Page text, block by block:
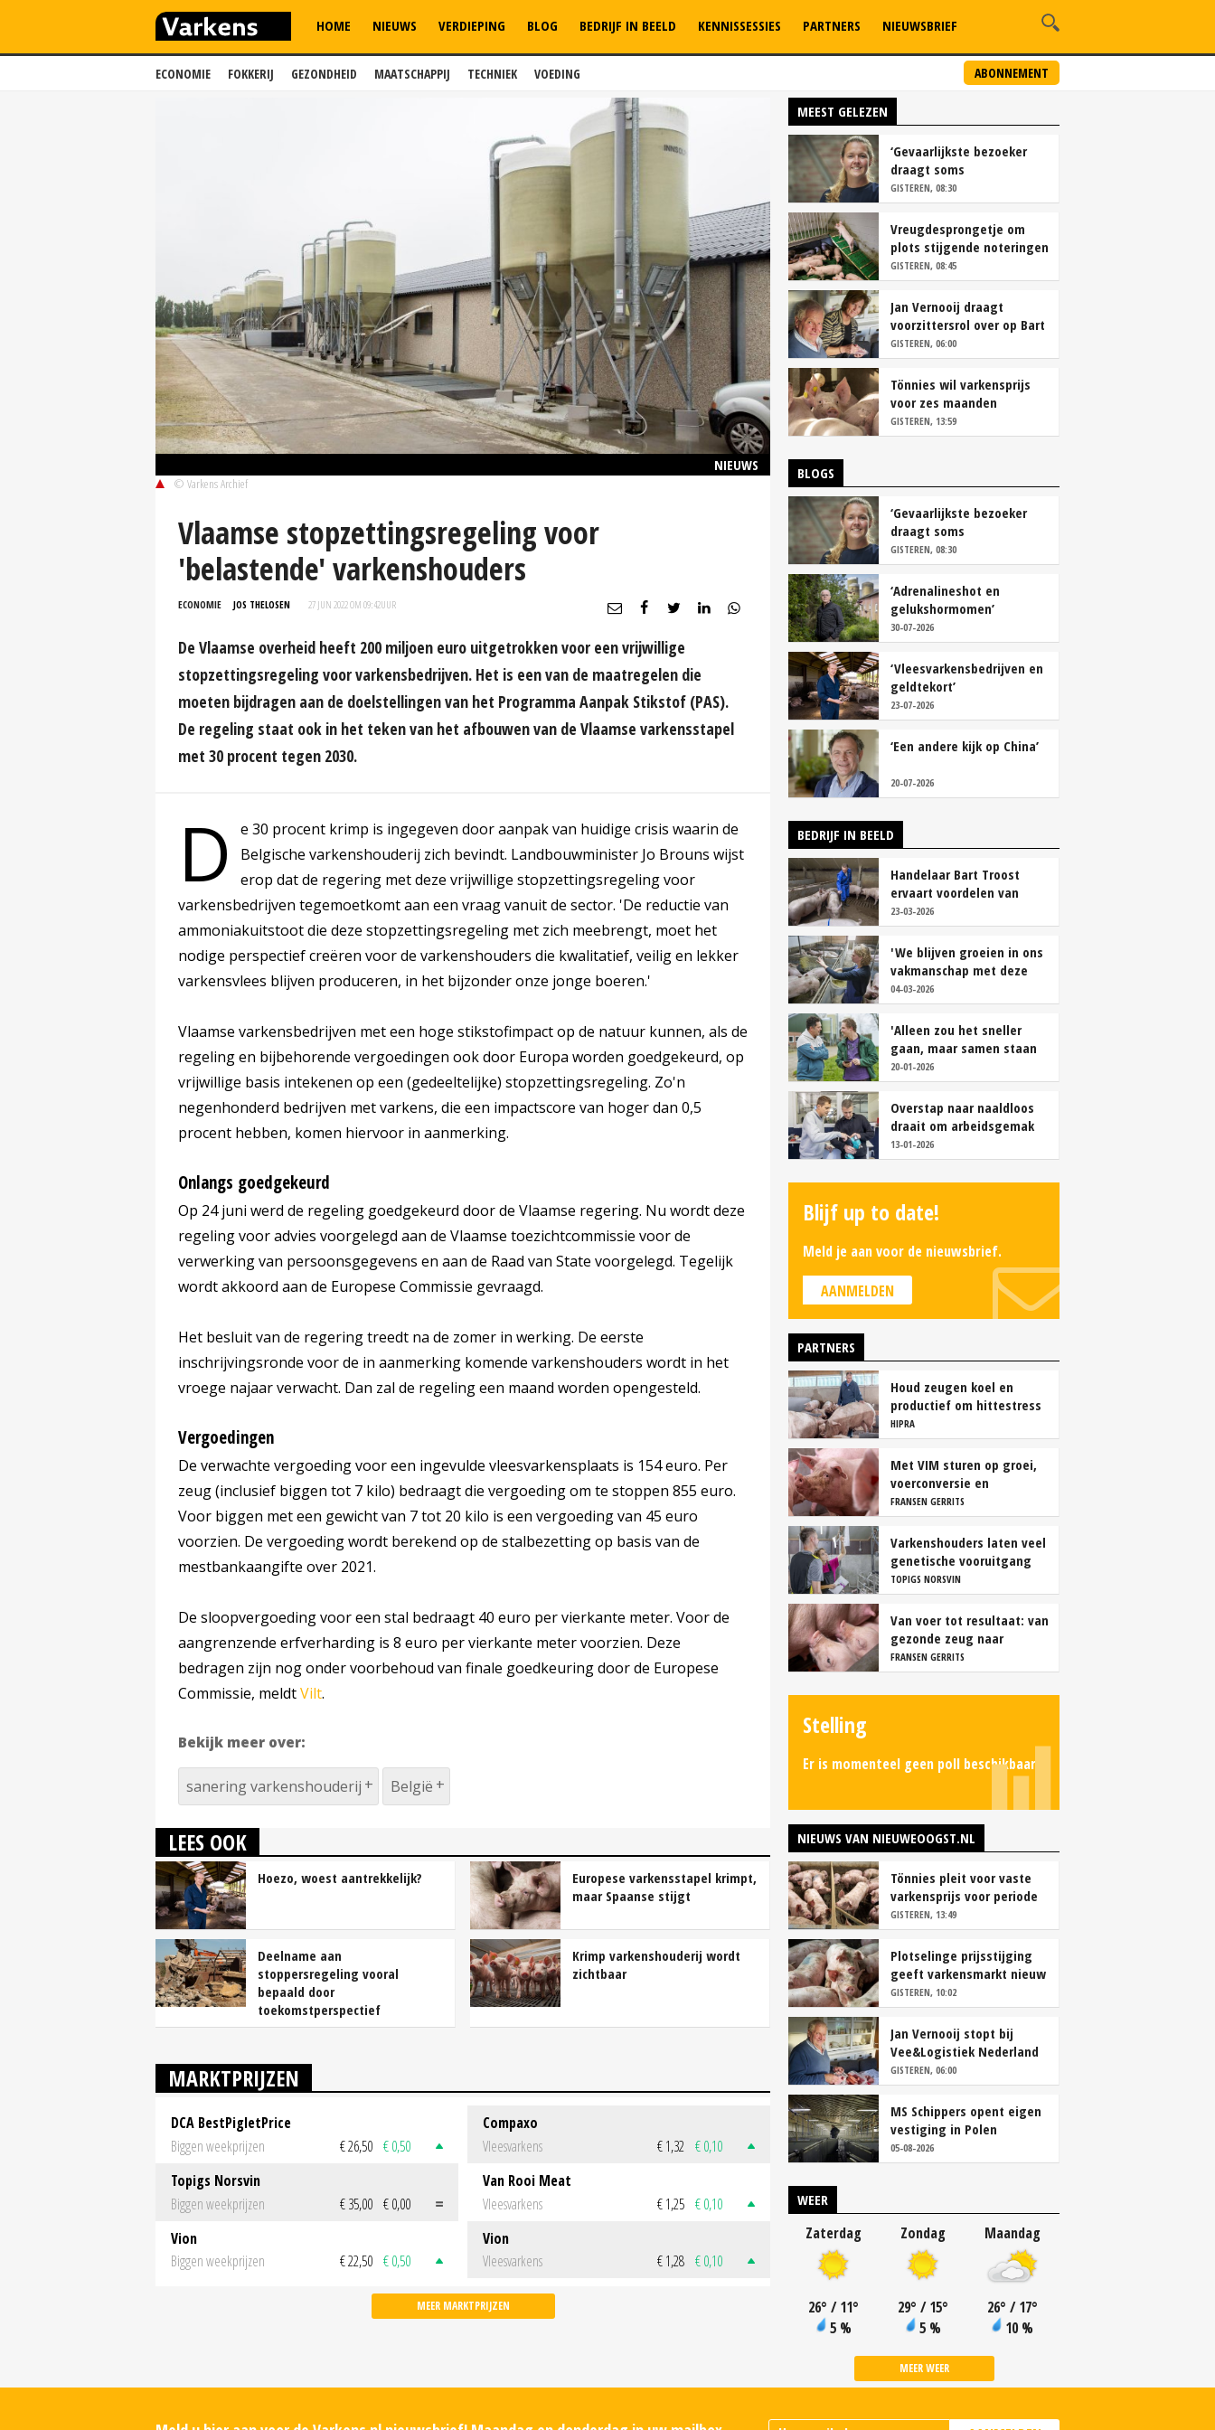
ECONOMIE FOKKERIJ GEZONDHEID MAATSCHAPPIJ TECHNIEK VOEDING ABONNEMENT
HOME NIEUWS VERDIEPING BLOG BEDRIJF IN BEELD KENNISSESSIES PARTNERS NIEUWSBRIEF
NIEUWS
© Varkens Archief
Vlaamse stopzettingsregeling voor
'belastende' varkenshouders
ECONOMIE JOS THELOSEN 27 JUN 2022 OM 09:42UUR
De Vlaamse overheid heeft 200 miljoen euro uitgetrokken voor een vrijwillige
stopzettingsregeling voor varkensbedrijven. Het is een van de maatregelen die
moeten bijdragen aan de doelstellingen van het Programma Aanpak Stikstof (PAS).
De regeling staat ook in het teken van het afbouwen van de Vlaamse varkensstapel
met 30 procent tegen 2030.
D
e 30 procent krimp is ingegeven door aanpak van huidige crisis waarin de
Belgische varkenshouderij zich bevindt. Landbouwminister Jo Brouns wijst
erop dat de regering met deze vrijwillige stopzettingsregeling voor
varkensbedrijven tegemoetkomt aan een vraag vanuit de sector. 'De reductie van
ammoniakuitstoot die deze stopzettingsregeling met zich meebrengt, moet het
nodige perspectief creëren voor de varkenshouders die kwalitatief, veilig en lekker
varkensvlees blijven produceren, in het bijzonder onze jonge boeren.'
Vlaamse varkensbedrijven met een hoge stikstofimpact op de natuur kunnen, als de
regeling en bijbehorende vergoedingen ook door Europa worden goedgekeurd, op
vrijwillige basis intekenen op een (gedeeltelijke) stopzettingsregeling. Zo'n
negenhonderd bedrijven met varkens, die een impactscore van hoger dan 0,5
procent hebben, komen hiervoor in aanmerking.
Onlangs goedgekeurd
Op 24 juni werd de regeling goedgekeurd door de Vlaamse regering. Nu wordt deze
regeling voor advies voorgelegd aan de Vlaamse toezichtcommissie voor de
verwerking van persoonsgegevens en aan de Raad van State voorgelegd. Tegelijk
wordt akkoord aan de Europese Commissie gevraagd.
Het besluit van de regering treedt na de zomer in werking. De eerste
inschrijvingsronde voor de in aanmerking komende varkenshouders wordt in het
vroege najaar verwacht. Dan zal de regeling een maand worden opengesteld.
Vergoedingen
De verwachte vergoeding voor een ingevulde vleesvarkensplaats is 154 euro. Per
zeug (inclusief biggen tot 7 kilo) bedraagt die vergoeding om te stoppen 855 euro.
Voor biggen met een gewicht van 7 tot 20 kilo is een vergoeding van 45 euro
voorzien. De vergoeding wordt berekend op de stalbezetting op basis van de
mestbankaangifte over 2021.
De sloopvergoeding voor een stal bedraagt 40 euro per vierkante meter. Voor de
aangrenzende erfverharding is 8 euro per vierkante meter voorzien. Deze
bedragen zijn nog onder voorbehoud van finale goedkeuring door de Europese
Commissie, meldtVilt.
Bekijk meer over:
sanering varkenshouderij België
LEES OOK
Hoezo, woest aantrekkelijk?
Europese varkensstapel krimpt,
maar Spaanse stijgt
Deelname aan
stoppersregeling vooral
bepaald door
toekomstperspectief
Krimp varkenshouderij wordt
zichtbaar
MARKTPRIJZEN
DCA BestPigletPrice
Biggen weekprijzen
€ 26,50 € 0,50
Topigs Norsvin
Biggen weekprijzen
€ 35,00 € 0,00
Vion
Biggen weekprijzen
€ 22,50 € 0,50
Compaxo
Vleesvarkens
€ 1,32 € 0,10
Van Rooi Meat
Vleesvarkens
€ 1,25 € 0,10
Vion
Vleesvarkens
€ 1,28 € 0,10
MEER MARKTPRIJZEN
MEEST GELEZEN
‘Gevaarlijkste bezoeker
draagt soms
overschoenen’
GISTEREN, 08:30
Vreugdesprongetje om
plots stijgende noteringen
GISTEREN, 08:45
Jan Vernooij draagt
voorzittersrol over op Bart
Camps
GISTEREN, 06:00
Tönnies wil varkensprijs
voor zes maanden
vastleggen
GISTEREN, 13:59
BLOGS
‘Gevaarlijkste bezoeker
draagt soms
overschoenen’
GISTEREN, 08:30
‘Adrenalineshot en
gelukshormomen’
30-07-2026
‘Vleesvarkensbedrijven en
geldtekort’
23-07-2026
‘Een andere kijk op China’
20-07-2026
BEDRIJF IN BEELD
Handelaar Bart Troost
ervaart voordelen van
coöperatieve voerfusie
23-03-2026
'We blijven groeien in ons
vakmanschap met deze
teamaanpak'
04-03-2026
'Alleen zou het sneller
gaan, maar samen staan
we stukken sterker'
20-01-2026
Overstap naar naaldloos
draait om arbeidsgemak
en diervriendelijkheid
13-01-2026
Blijf up to date!
Meld je aan voor de nieuwsbrief.
AANMELDEN
PARTNERS
Houd zeugen koel en
productief om hittestress
te voorkomen
HIPRA
Met VIM sturen op groei,
voerconversie en
rendement
FRANSEN GERRITS
Varkenshouders laten veel
genetische vooruitgang
liggen
TOPIGS NORSVIN
Van voer tot resultaat: van
gezonde zeug naar
succesvolle biggen
FRANSEN GERRITS
Stelling
Er is momenteel geen poll beschikbaar.
NIEUWS VAN NIEUWEOOGST.NL
Tönnies pleit voor vaste
varkensprijs voor periode
van zes maanden
GISTEREN, 13:49
Plotselinge prijsstijging
geeft varkensmarkt nieuw
perspectief
GISTEREN, 10:02
Jan Vernooij stopt bij
Vee&Logistiek Nederland
GISTEREN, 06:00
MS Schippers opent eigen
vestiging in Polen
05-08-2026
WEER
Zaterdag
26° / 11°
5 %
Zondag
29° / 15°
5 %
Maandag
26° / 17°
10 %
MEER WEER